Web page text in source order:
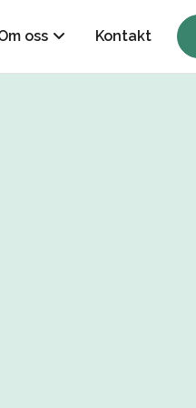
oss Kontakt